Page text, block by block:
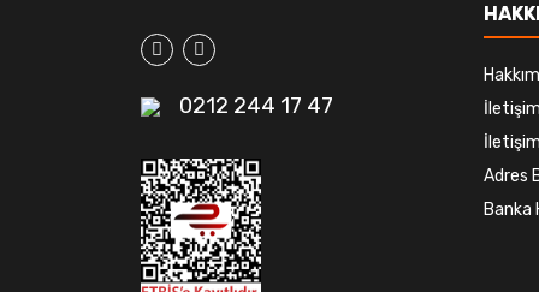
0212 244 17 47
Adres
Banka